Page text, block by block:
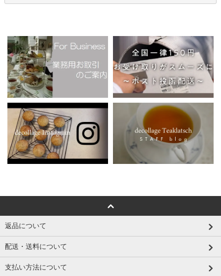
返品について
配送・送料について
支払い方法について